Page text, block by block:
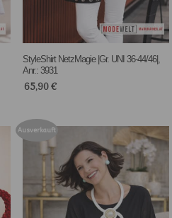
StyleShirt NetzMagie |Gr. UNI 36-44/46|,
Anr.: 3931
65,90€
Ausverkauft